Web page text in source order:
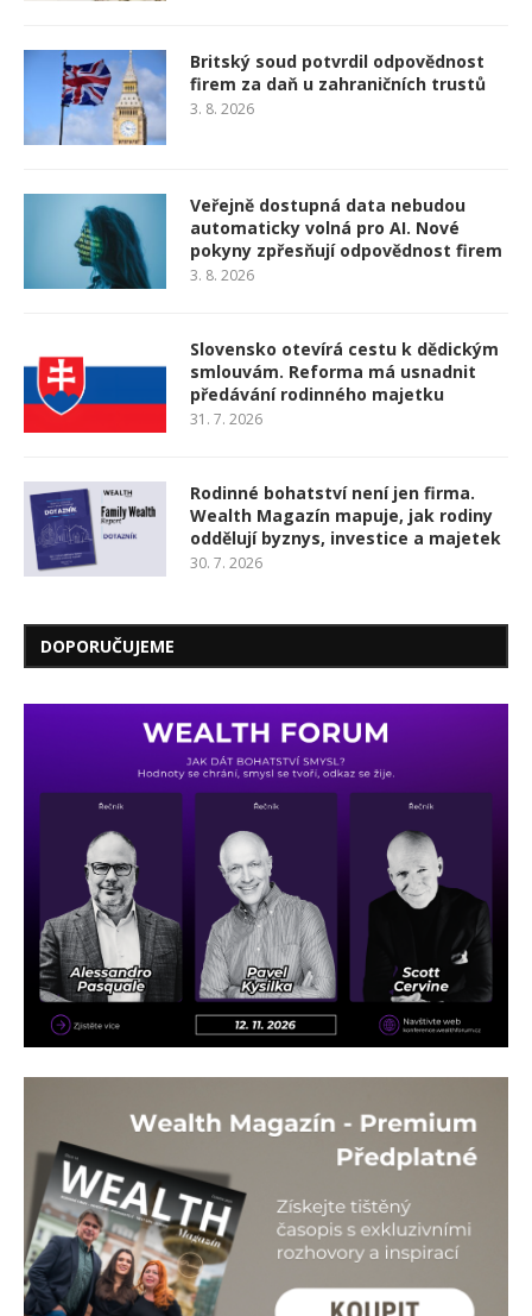
Britský soud potvrdil odpovědnost
firem za daň u zahraničních trustů
3. 8. 2026
Veřejně dostupná data nebudou
automaticky volná pro AI. Nové
pokyny zpřesňují odpovědnost firem
3. 8. 2026
Slovensko otevírá cestu k dědickým
smlouvám. Reforma má usnadnit
předávání rodinného majetku
31. 7. 2026
Rodinné bohatství není jen firma.
Wealth Magazín mapuje, jak rodiny
oddělují byznys, investice a majetek
30. 7. 2026
DOPORUČUJEME